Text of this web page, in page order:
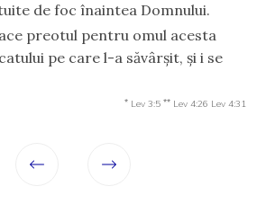
de foc înaintea Domnului.
preotul pentru omul acesta
pe care l-a săvârşit, şi i se
* Lev 3:5 ** Lev 4:26 Lev 4:31